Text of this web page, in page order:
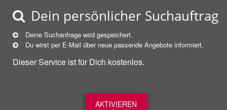
Dein persönlicher Suchauftrag
Deine Suchanfrage wird gespeichert.
Du wirst per E-Mail über neue passende Angebote informiert.
Dieser Service ist für Dich kostenlos.
AKTIVIEREN